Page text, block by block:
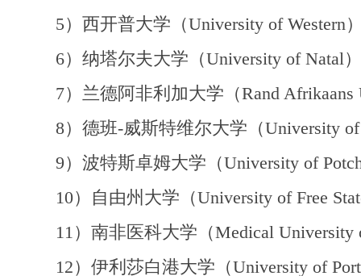
5）西开普大学（University of Western
6）纳塔尔夫大学（University of Natal）
7）兰德阿非利加大学（Rand Afrikaans
8）德班-威斯特维尔大学（University of
9）波特斯卓姆大学（University of
10）自由州大学（University of Free
11）南非医科大学（Medical University
12）伊利莎白港大学（University of Port